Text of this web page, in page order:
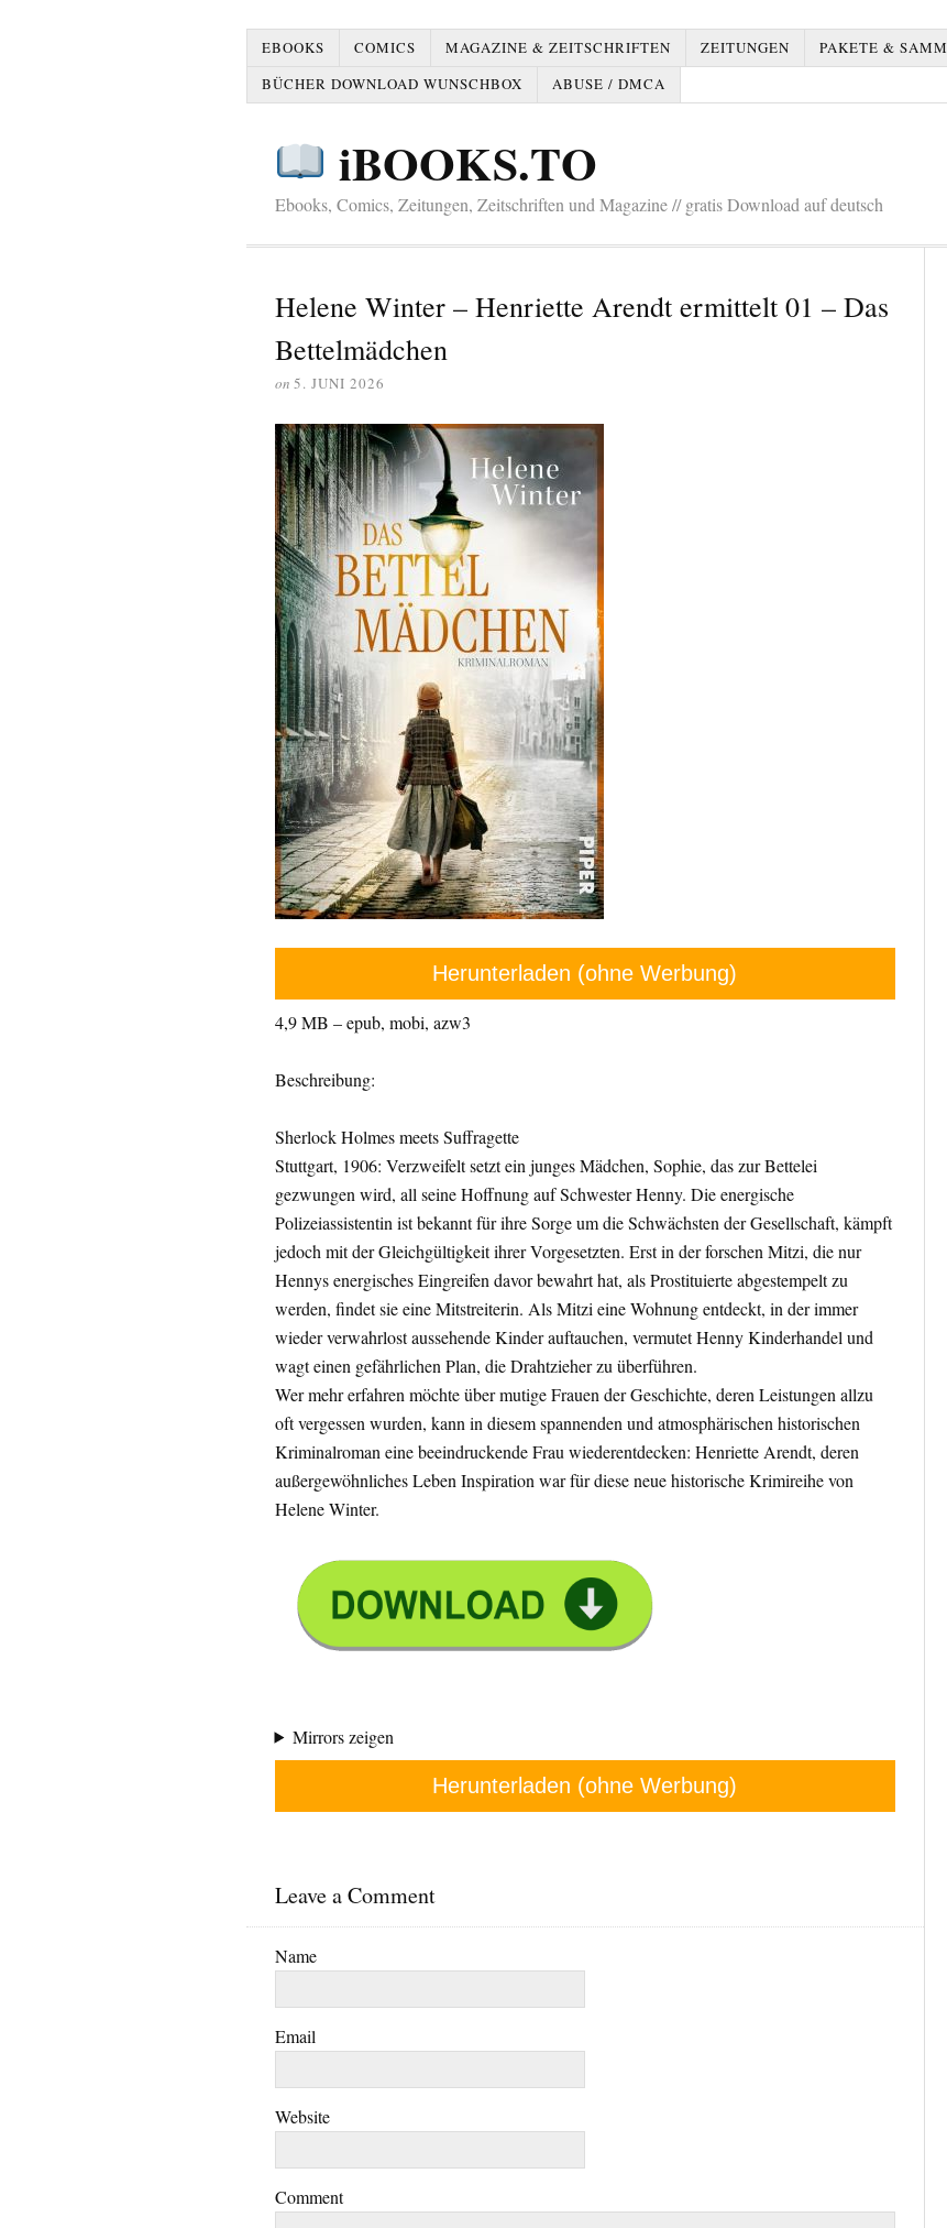
EBOOKS COMICS MAGAZINE & ZEITSCHRIFTEN ZEITUNGEN PAKETE &
BÜCHER DOWNLOAD WUNSCHBOX
ABUSE / DMCA
iBOOKS.TO
Ebooks, Comics, Zeitungen, Zeitschriften und Magazine // gratis Download auf deutsch
Helene Winter – Henriette Arendt ermittelt 01 – Das
Bettelmädchen
on 5. JUNI 2026
Herunterladen (ohne Werbung)
4,9 MB – epub, mobi, azw3
Beschreibung:
Sherlock Holmes meets Suffragette
Stuttgart, 1906: Verzweifelt setzt ein junges Mädchen, Sophie, das zur Bettelei
gezwungen wird, all seine Hoffnung auf Schwester Henny. Die energische
Polizeiassistentin ist bekannt für ihre Sorge um die Schwächsten der Gesellschaft, kämpft
jedoch mit der Gleichgültigkeit ihrer Vorgesetzten. Erst in der forschen Mitzi, die nur
Hennys energisches Eingreifen davor bewahrt hat, als Prostituierte abgestempelt zu
werden, findet sie eine Mitstreiterin. Als Mitzi eine Wohnung entdeckt, in der immer
wieder verwahrlost aussehende Kinder auftauchen, vermutet Henny Kinderhandel und
wagt einen gefährlichen Plan, die Drahtzieher zu überführen.
Wer mehr erfahren möchte über mutige Frauen der Geschichte, deren Leistungen allzu
oft vergessen wurden, kann in diesem spannenden und atmosphärischen historischen
Kriminalroman eine beeindruckende Frau wiederentdecken: Henriette Arendt, deren
außergewöhnliches Leben Inspiration war für diese neue historische Krimireihe von
Helene Winter.
Mirrors zeigen
Herunterladen (ohne Werbung)
Leave a Comment
Name
Email
Website
Comment